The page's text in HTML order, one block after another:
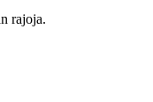
rajoja.